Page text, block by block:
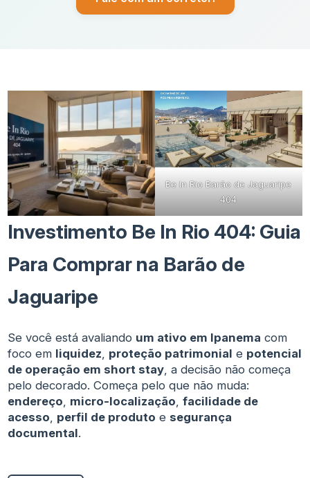
Be In Rio Barão de Jaguaripe
404
Investimento Be In Rio 404: Guia
Para Comprar na Barão de
Jaguaripe
Se você está avaliando um ativo em Ipanema com
foco em liquidez proteção patrimonial e potencial
de operação em short stay , a decisão não começa
pelo decorado. Começa pelo que não muda:
endereço micro-localização ,facilidade de
acesso perfil de produto e segurança
documental.